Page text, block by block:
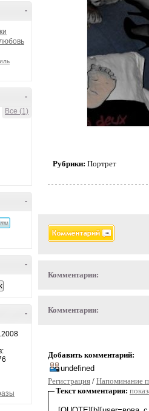
-
-
Все (1)
-
-
-
Рубрики: Портрет
Комментарии:
Комментарии:
Добавить комментарий:
Регистрация / Напоминание
Текст комментария: